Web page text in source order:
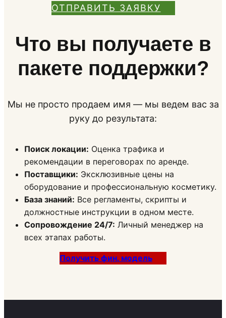
ОТПРАВИТЬ ЗАЯВКУ
Что вы получаете в
пакете поддержки?
Мы не просто продаем имя — мы ведем вас за
руку до результата:
Поиск локации: Оценка трафика и
рекомендации в переговорах по аренде.
Поставщики: Эксклюзивные цены на
оборудование и профессиональную косметику.
База знаний: Все регламенты, скрипты и
должностные инструкции в одном месте.
Сопровождение 24/7: Личный менеджер на
всех этапах работы.
Получить фин. модель